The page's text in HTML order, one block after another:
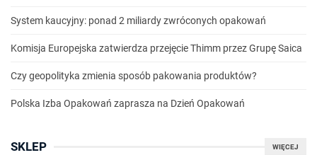
System kaucyjny: ponad 2 miliardy zwróconych opakowań
Komisja Europejska zatwierdza przejęcie Thimm przez Grupę Saica
Czy geopolityka zmienia sposób pakowania produktów?
Polska Izba Opakowań zaprasza na Dzień Opakowań
WIĘCEJ
SKLEP